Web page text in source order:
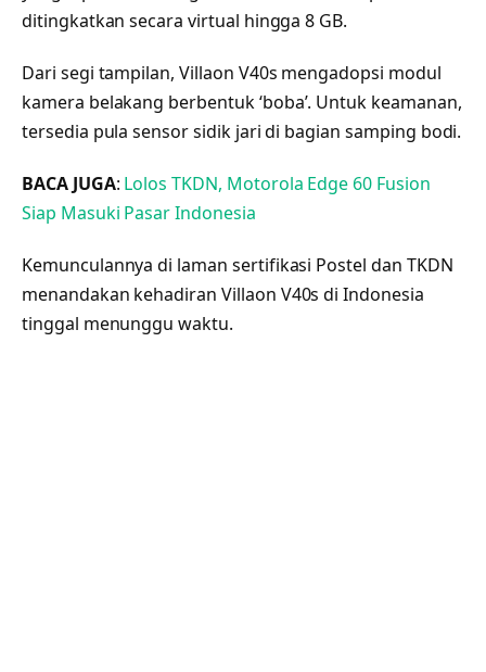
ditingkatkan secara virtual hingga 8 GB.
Dari segi tampilan, Villaon V40s mengadopsi modul
kamera belakang berbentuk ‘boba’. Untuk keamanan,
tersedia pula sensor sidik jari di bagian samping bodi.
BACA JUGA: Lolos TKDN, Motorola Edge 60 Fusion
Siap Masuki Pasar Indonesia
Kemunculannya di laman sertifikasi Postel dan TKDN
menandakan kehadiran Villaon V40s di Indonesia
tinggal menunggu waktu.